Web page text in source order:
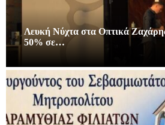
Λευκή Νύχτα στα Οπτικά
50% σε…